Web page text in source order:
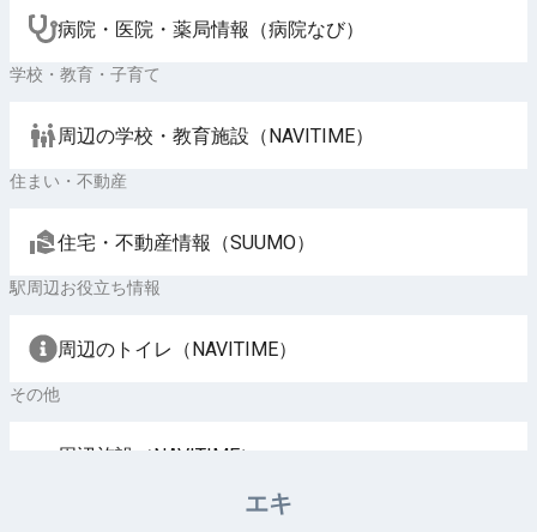
病院・医院・薬局情報（病院なび）
学校・教育・子育て
周辺の学校・教育施設（NAVITIME）
住まい・不動産
住宅・不動産情報（SUUMO）
駅周辺お役立ち情報
周辺のトイレ（NAVITIME）
その他
周辺施設（NAVITIME）
エキ